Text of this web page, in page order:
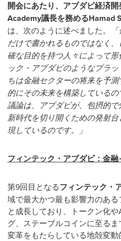
開会にあたり、アブダビ経済
Academy議長を務めるHamad
は、次のように述べました。
だけで書かれるものではなく
確な目的を持つ人々によって形
ック・アブダビのようなプラ
ちは金融セクターの将来を予
的にその未来を構築している
議論は、アブダビが、包摂的
新時代を切り開くための発射
現しているのです。」
フィンテック・アブダビ：金
第9回目となるフィンテック・
域で最大かつ最も影響力のあ
と成長しており、トークン化
グ、ステーブルコインに至る
変革をもたらしている地殻変動